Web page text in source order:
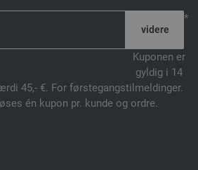
*
Kuponen er
gyldig i 14
45,- €. For førstegangstilmeldinger.
én kupon pr. kunde og ordre.